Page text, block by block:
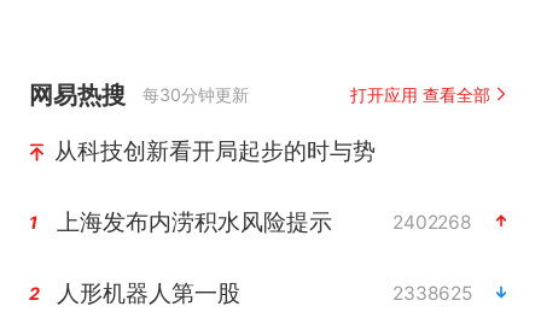
网易热搜 每30分钟更新 打开应用 查看全部
从科技创新看开局起步的时与势
1 上海发布内涝积水风险提示 2402268
2 人形机器人第一股 2338625